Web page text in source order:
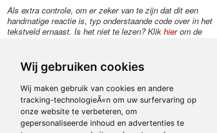
Wij gebruiken cookies
Wij maken gebruik van cookies en andere
tracking-technologieÃ«n om uw surfervaring op
onze website te verbeteren, om
gepersonaliseerde inhoud en advertenties te
Als extra controle, om er zeker van te zijn dat dit een
handmatige reactie is, typ onderstaande code over in het
tekstveld ernaast. Is het niet te lezen? Klik hierom de